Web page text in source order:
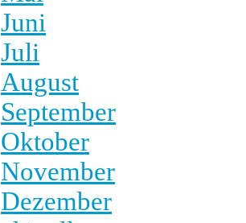
Juni
Juli
August
September
Oktober
November
Dezember